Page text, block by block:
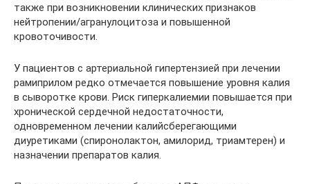
также при возникновении клинических признаков
нейтропении/агранулоцитоза и повышенной
кровоточивости.
У пациентов с артериальной гипертензией при лечении
рамиприлом редко отмечается повышение уровня калия
в сыворотке крови. Риск гиперкалиемии повышается при
хронической сердечной недостаточности,
одновременном лечении калийсберегающими
диуретиками (спиронолактон, амилорид, триамтерен) и
назначении препаратов калия.